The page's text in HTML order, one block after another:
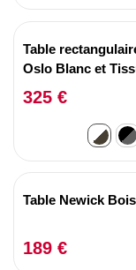
Table
Oslo Blanc et
325 €
Table Newick
189 €